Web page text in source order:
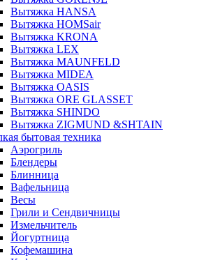
Вытяжка HANSA
Вытяжка HOMSair
Вытяжка KRONA
Вытяжка LEX
Вытяжка MAUNFELD
Вытяжка MIDEA
Вытяжка OASIS
Вытяжка ORE GLASSET
Вытяжка SHINDO
Вытяжка ZIGMUND &SHTAIN
бытовая техника
Аэрогриль
Блендеры
Блинница
Вафельница
Весы
Грили и Сендвичницы
Измельчитель
Йогуртница
Кофемашина